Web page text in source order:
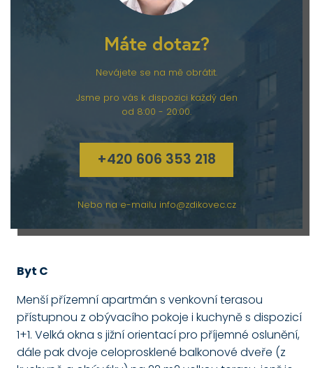
Máte dotaz?
Nevájete se na mě obrátit.
Jsme pro vás k dispozici každý den
od 8:00 - 20:00.
+420 606 353 218
Nebo na e-mailu info@zdikovec.cz
Byt C
Menší přízemní apartmán s venkovní terasou
přístupnou z obývacího pokoje i kuchyně s dispozicí
1+1. Velká okna s jižní orientací pro příjemné oslunění,
dále pak dvoje celoprosklené balkonové dveře (z